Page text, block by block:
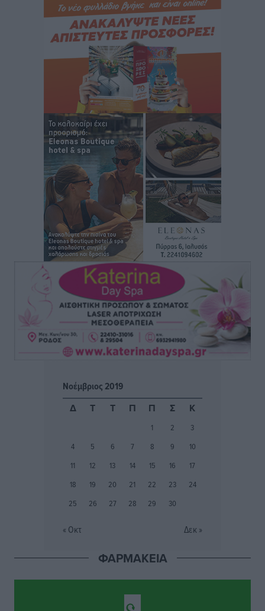
34.000 αναχωρούν σήμερα μόνο από τον Πειραιά
πριν 3 ώρες
Μόνιμες θέσεις στους παιδικούς σταθμούς: Οι
προϋποθέσεις, η 24μηνη εμπειρία και οι προθεσμίες
για τους δήμους
πριν 3 ώρες
Δεύτερη πηγή εισοδήματος για τους επαγγελματίες
ψαράδες ο αλιευτικός τουρισμός
Μαρία Εκμεκτσίογλου: Η πίστη μου είναι το
μεγαλύτερο στήριγμα μου – Το προσκύνημα στην ιερά
Μονή Πανορμίτη
Τοπικές Ειδήσεις• πριν 4 ώρες
Ακαθάριστα οικόπεδα: Τι γίνεται όταν ο ιδιοκτήτης
δεν τα καθαρίσει – Πώς κινούνται δήμοι και ΠΣ,
ποιος πληρώνει τον λογαριασμό
Τοπικές Ειδήσεις• πριν 4 ώρες
Πού κινούνται οι κρατήσεις last minute σε Ελλάδα
από Γερμανούς
Το νέο Ειδικό Χωροταξικό για τον Τουρισμό
Γιάννης Βασιλάκης: «Η Πρωτοβάθμια Φροντίδα
τις δομές, δεν τις αποδυναμώνουμε»
Νοέμβριος 2019
Δ
Τ Τ Π Π Σ Κ
1 2
3
4
5 6 7 8 9
10
11
12 13 14 15 16
17
18
19 20 21 22 23
24
25
26 27 28 29 30
« Οκτ Δεκ »
ΦΑΡΜΑΚΕΙΑ